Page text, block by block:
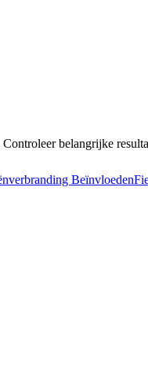
belangrijke
Beïnvloeden